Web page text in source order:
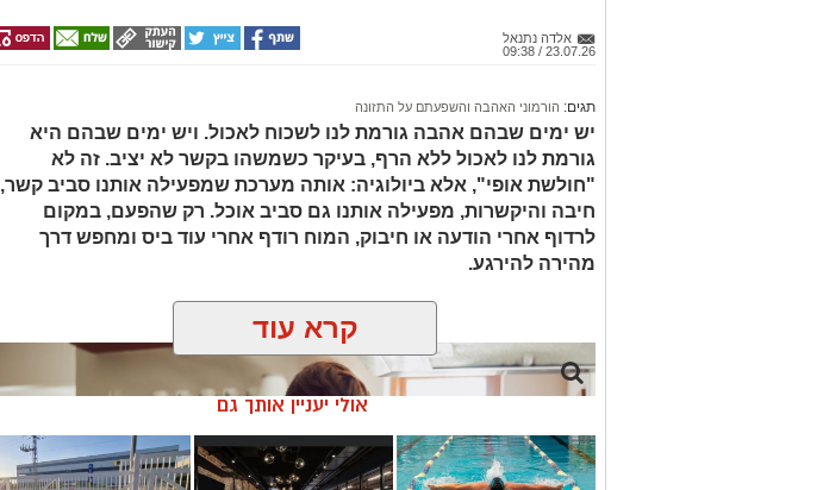
אלדה נתנאל
23.07.26 / 09:38
תגים: הורמוני האהבה והשפעתם על התזונה
יש ימים שבהם אהבה גורמת לנו לשכוח לאכול. ויש ימים שבהם היא
גורמת לנו לאכול ללא הרף, בעיקר כשמשהו בקשר לא יציב. זה לא
"חולשת אופי", אלא ביולוגיה: אותה מערכת שמפעילה אותנו סביב קשר,
חיבה והיקשרות, מפעילה אותנו גם סביב אוכל. רק שהפעם, במקום
לרדוף אחרי הודעה או חיבוק, המוח רודף אחרי עוד ביס ומחפש דרך
מהירה להירגע.
קרא עוד
אולי יעניין אותך גם